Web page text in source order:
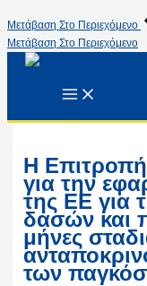
Μετάβαση Στο Περιεχόμενο
Μετάβαση Στο Περιεχόμενο
Η Επιτροπή
για την
της ΕΕ για
δασών και
μήνες
των